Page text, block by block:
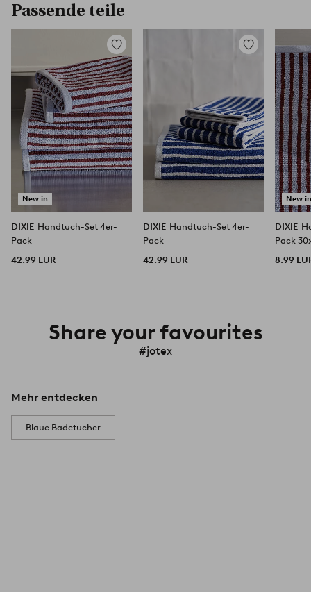
Passende teile
New in
Zu
Favoriten
hinzufügen
DIXIE Handtuch-Set 4er-
Pack
42.99 EUR
Zu
Favoriten
hinzufügen
DIXIE Handtuch-Set 4er-
Pack
42.99 EUR
New
DIXIE
Pack
8.99
Share your favourites
#jotex
Mehr entdecken
Blaue Badetücher